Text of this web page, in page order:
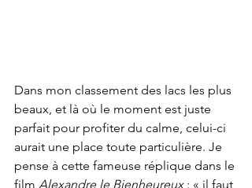
Dans mon classement des lacs les plus
beaux, et là où le moment est juste
parfait pour profiter du calme, celui-ci
aurait une place toute particulière. Je
pense à cette fameuse réplique dans le
film Alexandre le Bienheureux : « il faut